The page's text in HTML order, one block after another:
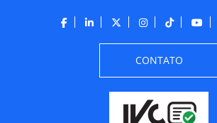
CONTATO